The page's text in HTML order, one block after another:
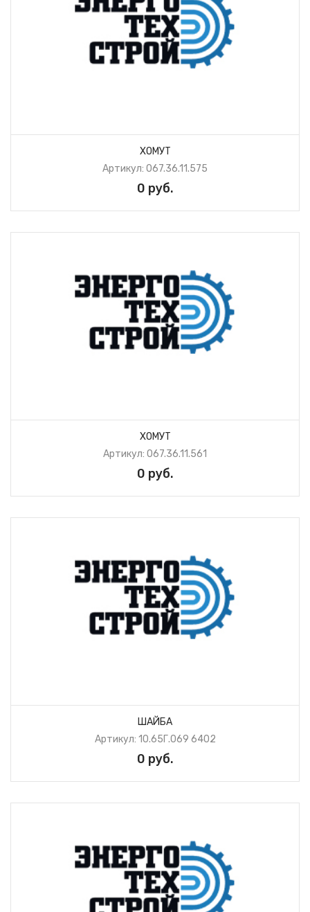
ХОМУТ
Артикул: 067.36.11.575
0 руб.
ХОМУТ
Артикул: 067.36.11.561
0 руб.
ШАЙБА
Артикул: 10.65Г.069 6402
0 руб.